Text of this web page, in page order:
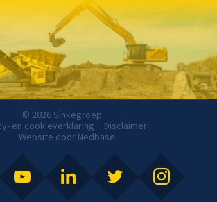
© 2026 Sinkegroep
en cookieverklaring
Disclaimer
Website door Nedbase